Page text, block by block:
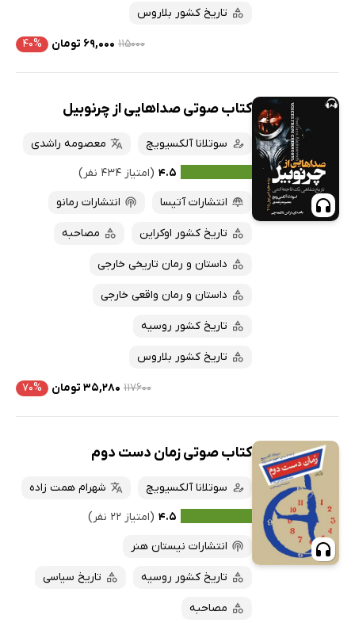
تاریخ کشور بلاروس
۱۱۵۰۰۰ ۶۹,۰۰۰ تومان ۴۰%
کتاب صوتی صداهایی از چرنوبیل
سوتلانا آلکسیویچ
معصومه راشدی
۴.۵ (امتیاز ۴۳۴ نفر)
انتشارات آتیسا
انتشارات رمانو
تاریخ کشور اوکراین مصاحبه
داستان و رمان تاریخی خارجی
داستان و رمان واقعی خارجی
تاریخ کشور روسیه
تاریخ کشور بلاروس
۱۱۷۶۰۰ ۳۵,۲۸۰ تومان ۷۰%
کتاب صوتی زمان دست دوم
سوتلانا آلکسیویچ
شهرام همت زاده
۴.۵ (امتیاز ۲۲ نفر)
انتشارات نیستان هنر
تاریخ کشور روسیه تاریخ سیاسی
مصاحبه